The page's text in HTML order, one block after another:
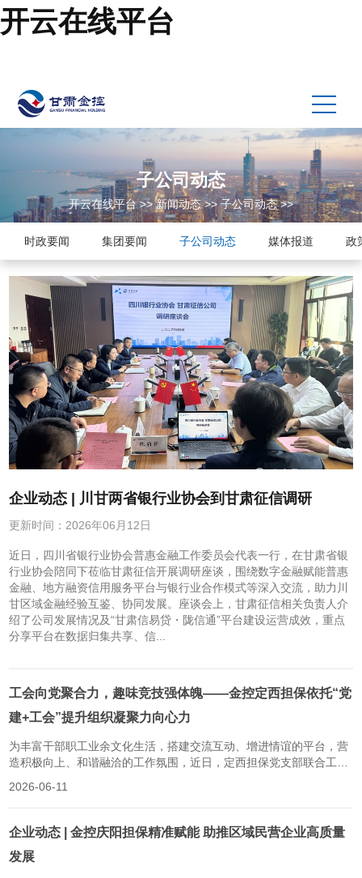
开云在线平台
子公司动态
开云在线平台>>新闻动态>>子公司动态>>
时政要闻 集团要闻 子公司动态 媒体报道 政
企业动态 | 川甘两省银行业协会到甘肃征信调研
更新时间：2026年06月12日
近日，四川省银行业协会普惠金融工作委员会代表一行，在甘肃省银
行业协会陪同下莅临甘肃征信开展调研座谈，围绕数字金融赋能普惠
金融、地方融资信用服务平台与银行业合作模式等深入交流，助力川
甘区域金融经验互鉴、协同发展。座谈会上，甘肃征信相关负责人介
绍了公司发展情况及“甘肃信易贷・陇信通”平台建设运营成效，重点
分享平台在数据归集共享、信...
工会向党聚合力，趣味竞技强体魄——金控定西担保依托“党
建+工会”提升组织凝聚力向心力
为丰富干部职工业余文化生活，搭建交流互动、增进情谊的平台，营
造积极向上、和谐融洽的工作氛围，近日，定西担保党支部联合工会
规则、循环赛制，干部职工踊跃报名、分组参赛。大家以棋会友、切
磋交流，在方寸棋盘间沉着对弈、尽显风采。象棋比赛结束后，全体
职工开展趣味运动会。全体职工...
2026-06-11
企业动态 | 金控庆阳担保精准赋能 助推区域民营企业高质量
发展